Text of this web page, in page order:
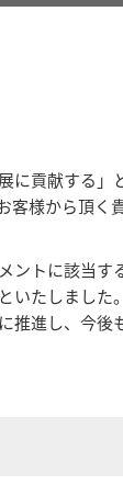
貢献する
様から頂
トに該当
いたしまし
推進し、今